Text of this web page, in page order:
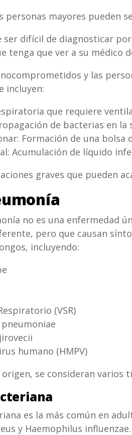
personas mayores pueden
ser difícil de diagnosticar
tenga que ver a su médico
y las
incluyen:
que requiere
de bacterias en la
Formación de una bolsa
Acumulación de líquido
graves que pueden
no es una enfermedad
pero que causan
incluyendo:
(VSR)
humano (HMPV)
se consideran varios
es la más común en
y Haemophilus